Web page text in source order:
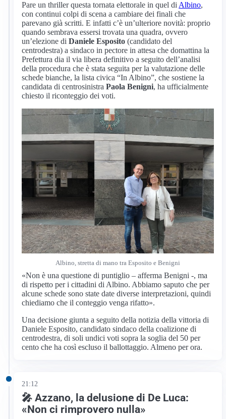
Pare un thriller questa tornata elettorale in quel di Albino,
con continui colpi di scena a cambiare dei finali che
parevano già scritti. E infatti c’è un’ulteriore novità: proprio
quando sembrava essersi trovata una quadra, ovvero
un’elezione diDaniele Esposito (candidato del
centrodestra) a sindaco in pectore in attesa che domattina la
Prefettura dia il via libera definitivo a seguito dell’analisi
della procedura che è stata seguita per la valutazione delle
schede bianche, la lista civica “In Albino”, che sostiene la
candidata di centrosinistraPaola Benigni, ha ufficialmente
chiesto il riconteggio dei voti.
Albino, stretta di mano tra Esposito e Benigni
«Non è una questione di puntiglio – afferma Benigni -, ma
di rispetto per i cittadini di Albino. Abbiamo saputo che per
alcune schede sono state date diverse interpretazioni, quindi
chiediamo che il conteggio venga rifatto».
Una decisione giunta a seguito della notizia della vittoria di
Daniele Esposito, candidato sindaco della coalizione di
centrodestra, di soli undici voti sopra la soglia del 50 per
cento che ha così escluso il ballottaggio. Almeno per ora.
21:12
🎤 Azzano, la delusione di De Luca:
«Non ci rimprovero nulla»